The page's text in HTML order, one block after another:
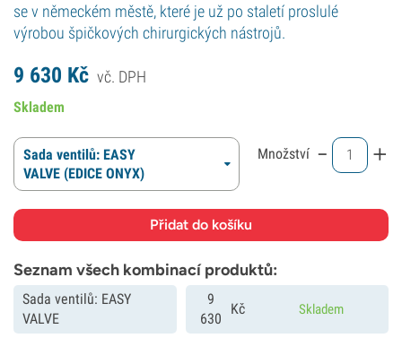
se v německém městě, které je už po staletí proslulé
výrobou špičkových chirurgických nástrojů.
9 630 Kč vč. DPH
Skladem
Sada ventilů: EASY
VALVE (EDICE ONYX)
Množství - +
Seznam všech kombinací produktů:
Sada ventilů: EASY
VALVE
9
630
Kč Skladem